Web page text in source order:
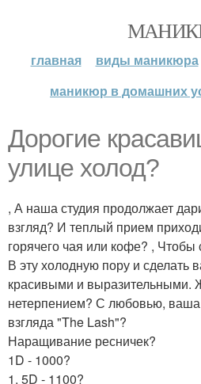
главная виды маникюра
маникюр в домашних
Дорогие
улице холод?
, А наша студия продолжает
взгляд? И теплый прием
горячего чая или кофе? , Чтобы
В эту холодную пору и сделать
красивыми и выразительными.
нетерпением? С любовью, ваша
взгляда "The Lash"?
Наращивание ресничек?
1D - 1000?
1, 5D - 1100?